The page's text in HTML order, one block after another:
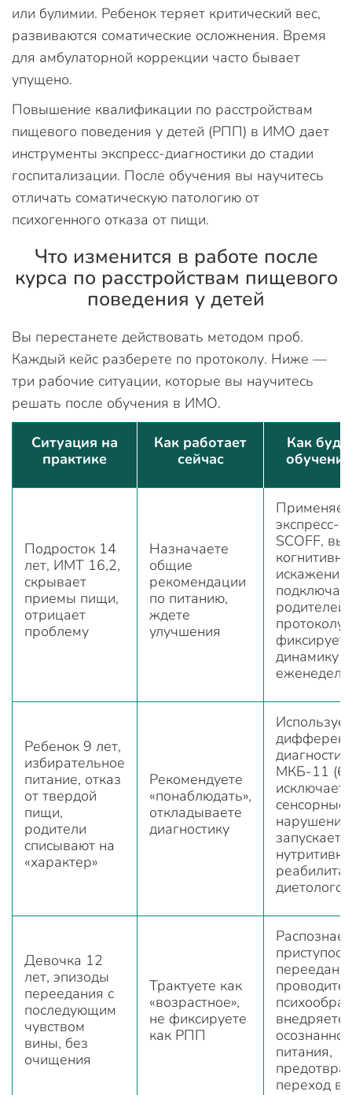
или булимии. Ребенок теряет критический вес,
развиваются соматические осложнения. Время
для амбулаторной коррекции часто бывает
упущено.
Повышение квалификации по расстройствам
пищевого поведения у детей (РПП) в ИМО дает
инструменты экспресс-диагностики до стадии
госпитализации. После обучения вы научитесь
отличать соматическую патологию от
психогенного отказа от пищи.
Что изменится в работе после
курса по расстройствам пищевого
поведения у детей
Вы перестанете действовать методом проб.
Каждый кейс разберете по протоколу. Ниже —
три рабочие ситуации, которые вы научитесь
решать после обучения в ИМО.
Ситуация на
практике
Как работает
сейчас
Как
Подросток 14
лет, ИМТ 16,2,
скрывает
приемы пищи,
отрицает
проблему
Назначаете
общие
рекомендации
по питанию,
ждете
улучшения
экспресс-
SCOFF,
искажения,
родителей
протоколу
динамику
Ребенок 9 лет,
избирательное
питание, отказ
от твердой
пищи,
родители
списывают на
«характер»
Рекомендуете
«понаблюдать»,
откладываете
диагностику
МКБ-11
исключаете
сенсорные
нарушения,
запускаете
диетологом
Девочка 12
лет, эпизоды
переедания с
последующим
чувством
вины, без
очищения
Трактуете как
«возрастное»,
не фиксируете
как РПП
проводите
внедряете
питания,
переход в